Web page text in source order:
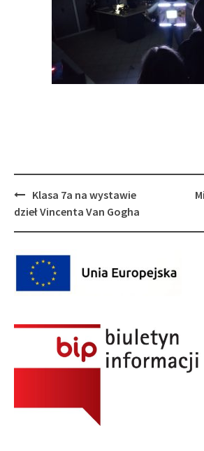
Post
navigation
Klasa 7a na wystawie
dzieł Vincenta Van Gogha